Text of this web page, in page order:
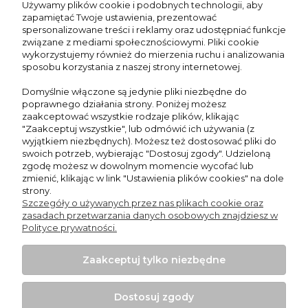
wyjątkowymi promocjami oraz
inspiracjami!
Zapisz się
O nas
Zasady sprzedaży
Informacje
Używamy plików cookie i podobnych technologii, aby
zapamiętać Twoje ustawienia, prezentować
spersonalizowane treści i reklamy oraz udostępniać funkcje
związane z mediami społecznościowymi. Pliki cookie
wykorzystujemy również do mierzenia ruchu i analizowania
sposobu korzystania z naszej strony internetowej.
Domyślnie włączone są jedynie pliki niezbędne do
poprawnego działania strony. Poniżej możesz
zaakceptować wszystkie rodzaje plików, klikając
"Zaakceptuj wszystkie", lub odmówić ich używania (z
wyjątkiem niezbędnych). Możesz też dostosować pliki do
swoich potrzeb, wybierając "Dostosuj zgody". Udzieloną
zgodę możesz w dowolnym momencie wycofać lub
zmienić, klikając w link "Ustawienia plików cookies" na dole
strony.
Szczegóły o używanych przez nas plikach cookie oraz
zasadach przetwarzania danych osobowych znajdziesz w
Polityce prywatności.
Zaakceptuj tylko niezbędne
Dostosuj zgody